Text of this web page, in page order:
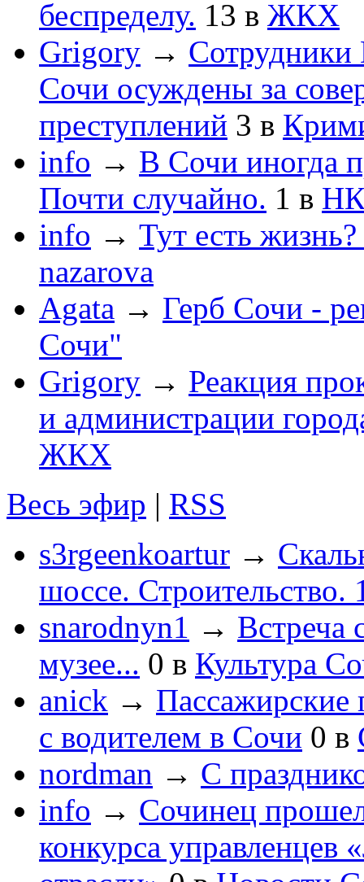
беспределу. 13 в ЖКХ
Grigory →
Сочи осуждены за
преступлений 3 в
info → В Сочи иногда
Почти случайно. 1 в
info → Тут есть
nazarova
Agata → Герб Сочи -
Сочи"
Grigory → Реакция
и администрации
ЖКХ
Весь эфир | RSS
s3rgeenkoartur →
шоссе. Строительство.
snarodnyn1 → Встреча
музее... 0 в Культура
anick → Пассажирские
с водителем в Сочи 0 в
nordman → С
info → Сочинец
конкурса управленцев